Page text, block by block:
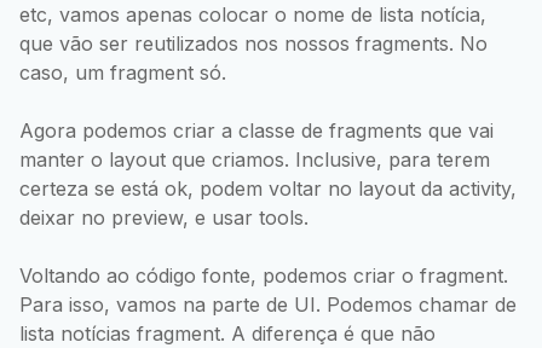
etc, vamos apenas colocar o nome de lista notícia,
que vão ser reutilizados nos nossos fragments. No
caso, um fragment só.
Agora podemos criar a classe de fragments que vai
manter o layout que criamos. Inclusive, para terem
certeza se está ok, podem voltar no layout da activity,
deixar no preview, e usar tools.
Voltando ao código fonte, podemos criar o fragment.
Para isso, vamos na parte de UI. Podemos chamar de
lista notícias fragment. A diferença é que não